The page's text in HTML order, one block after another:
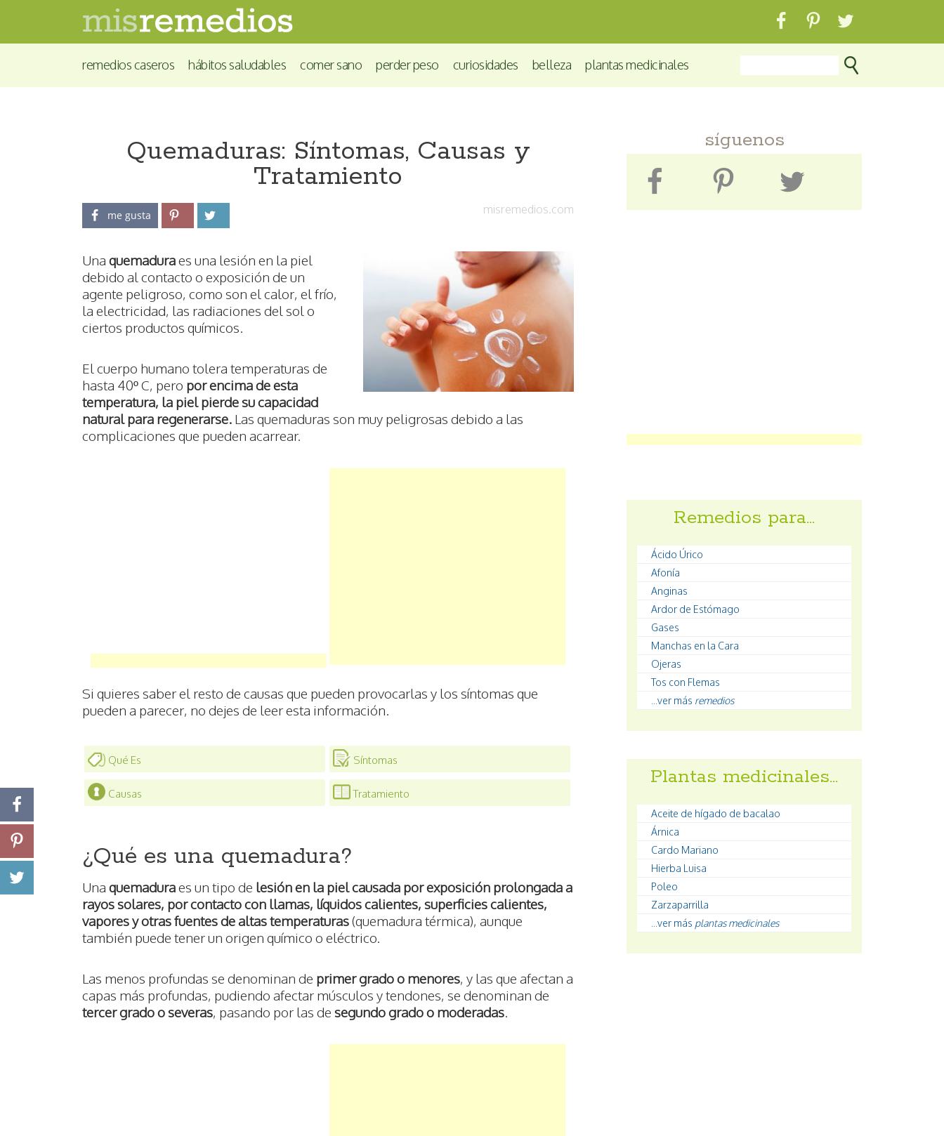
remedios caseros hábitos saludables comer sano perder peso curiosidades belleza plantas medicinales
Quemaduras: Síntomas, Causas y
Tratamiento
misremedios.com
me gusta
Una quemaduraes una lesión en la piel
debido al contacto o exposición de un
agente peligroso, como son el calor, el frío,
la electricidad, las radiaciones del sol o
ciertos productos químicos.
El cuerpo humano tolera temperaturas de
hasta 40º C, pero por encima de esta
temperatura, la piel pierde su capacidad
natural para regenerarse. Las quemaduras son muy peligrosas debido a las
complicaciones que pueden acarrear.
Si quieres saber el resto de causas que pueden provocarlas y los síntomas que
pueden a parecer, no dejes de leer esta información.
Qué Es Síntomas
Causas Tratamiento
¿Qué es una quemadura?
Una quemaduraes un tipo de lesión en la piel causada por exposición prolongada a
rayos solares, por contacto con llamas, líquidos calientes, superficies calientes,
vapores y otras fuentes de altas temperaturas(quemadura térmica), aunque
también puede tener un origen químico o eléctrico.
Las menos profundas se denominan de primer grado o menores, y las que afectan a
capas más profundas, pudiendo afectar músculos y tendones, se denominan de
tercer grado o severas, pasando por las de segundo grado o moderadas.
síguenos
Remedios para…
Ácido Úrico
Afonía
Anginas
Ardor de Estómago
Gases
Manchas en la Cara
Ojeras
Tos con Flemas
...ver más remedios
Plantas medicinales…
Aceite de hígado de bacalao
Árnica
Cardo Mariano
Hierba Luisa
Poleo
Zarzaparrilla
...ver más plantas medicinales